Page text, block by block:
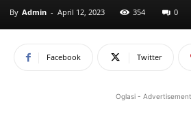
By Admin - April 12, 2023 354 0
Facebook Twitter
Oglasi - Advertisement